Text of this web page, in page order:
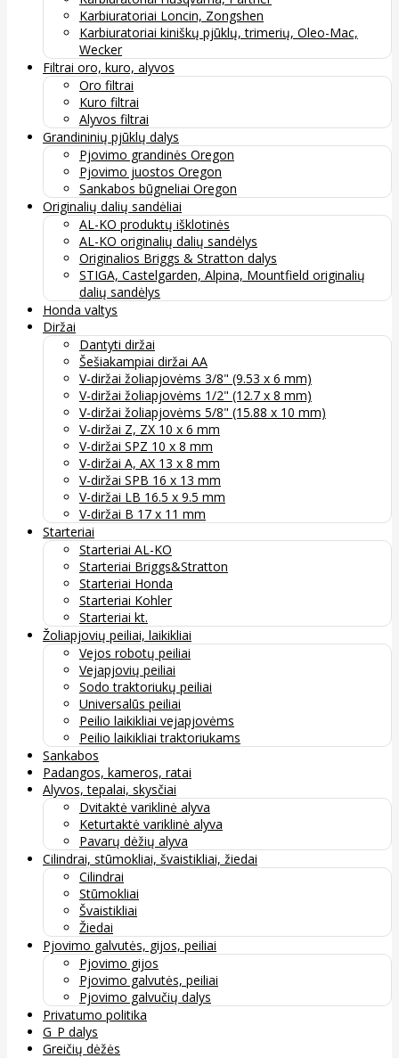
Karbiuratoriai Loncin, Zongshen
Karbiuratoriai kiniškų pjūklų, trimerių, Oleo-Mac,
Wecker
Filtrai oro, kuro, alyvos
Oro filtrai
Kuro filtrai
Alyvos filtrai
Grandininių pjūklų dalys
Pjovimo grandinės Oregon
Pjovimo juostos Oregon
Sankabos būgneliai Oregon
Originalių dalių sandėliai
AL-KO produktų išklotinės
AL-KO originalių dalių sandėlys
Originalios Briggs & Stratton dalys
STIGA, Castelgarden, Alpina, Mountfield originalių
dalių sandėlys
Honda valtys
Diržai
Dantyti diržai
Šešiakampiai diržai AA
V-diržai žoliapjovėms 3/8" (9.53 x 6 mm)
V-diržai žoliapjovėms 1/2" (12.7 x 8 mm)
V-diržai žoliapjovėms 5/8" (15.88 x 10 mm)
V-diržai Z, ZX 10 x 6 mm
V-diržai SPZ 10 x 8 mm
V-diržai A, AX 13 x 8 mm
V-diržai SPB 16 x 13 mm
V-diržai LB 16.5 x 9.5 mm
V-diržai B 17 x 11 mm
Starteriai
Starteriai AL-KO
Starteriai Briggs&Stratton
Starteriai Honda
Starteriai Kohler
Starteriai kt.
Žoliapjovių peiliai, laikikliai
Vejos robotų peiliai
Vejapjovių peiliai
Sodo traktoriukų peiliai
Universalūs peiliai
Peilio laikikliai vejapjovėms
Peilio laikikliai traktoriukams
Sankabos
Padangos, kameros, ratai
Alyvos, tepalai, skysčiai
Dvitaktė variklinė alyva
Keturtaktė variklinė alyva
Pavarų dėžių alyva
Cilindrai, stūmokliai, švaistikliai, žiedai
Cilindrai
Stūmokliai
Švaistikliai
Žiedai
Pjovimo galvutės, gijos, peiliai
Pjovimo gijos
Pjovimo galvutės, peiliai
Pjovimo galvučių dalys
Privatumo politika
G_P dalys
Greičių dėžės